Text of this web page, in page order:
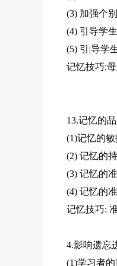
(3) 加强个
(4) 引导学
(5) 引|导学
记忆技巧:
13.记忆的
(1)记忆的敏
(2) 记忆的
(3) 记忆的
(4) 记忆的
记忆技巧:
4.影响遗忘
(1)学习者